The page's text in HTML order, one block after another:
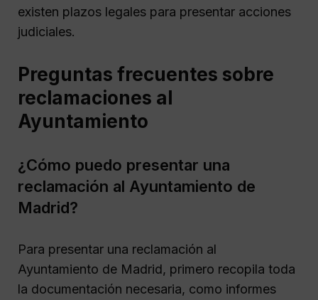
existen plazos legales para presentar acciones
judiciales.
Preguntas frecuentes sobre
reclamaciones al
Ayuntamiento
¿Cómo puedo presentar una
reclamación al Ayuntamiento de
Madrid?
Para presentar una reclamación al
Ayuntamiento de Madrid, primero recopila toda
la documentación necesaria, como informes